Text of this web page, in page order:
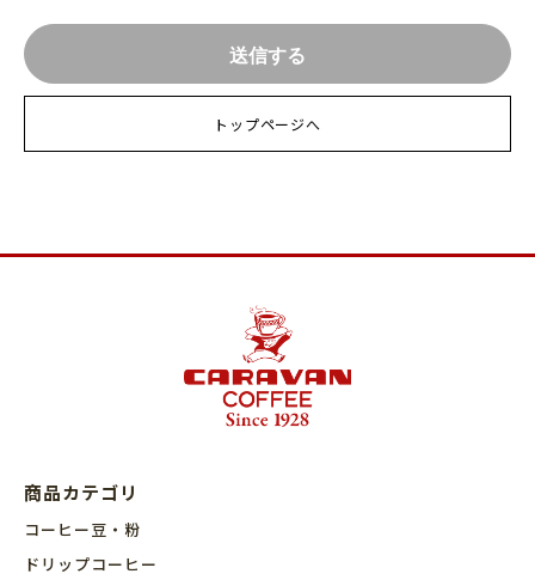
トップページへ
商品カテゴリ
コーヒー豆・粉
ドリップコーヒー